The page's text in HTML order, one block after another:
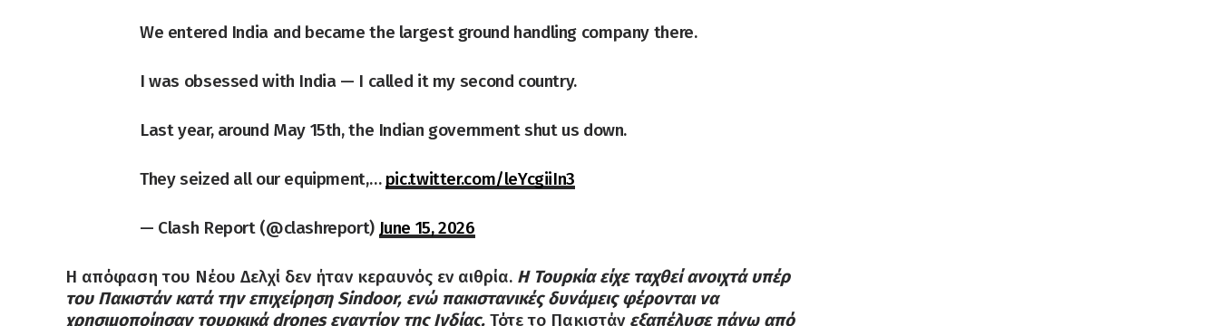
We entered India and became the largest ground handling company there.
I was obsessed with India — I called it my second country.
Last year, around May 15th, the Indian government shut us down.
They seized all our equipment,… pic.twitter.com/leYcgiiIn3
— Clash Report (@clashreport) June 15, 2026
Η απόφαση του Νέου Δελχί δεν ήταν κεραυνός εν αιθρία. Η Τουρκία είχε ταχθεί ανοιχτά υπέρ
του Πακιστάν κατά την επιχείρηση Sindoor, ενώ πακιστανικές δυνάμεις φέρονται να
χρησιμοποίησαν τουρκικά drones εναντίον της Ινδίας. Τότε το Πακιστάν εξαπέλυσε πάνω από